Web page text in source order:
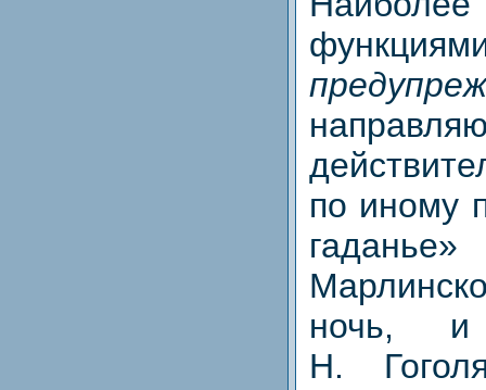
по иному
ночь, и
Н.